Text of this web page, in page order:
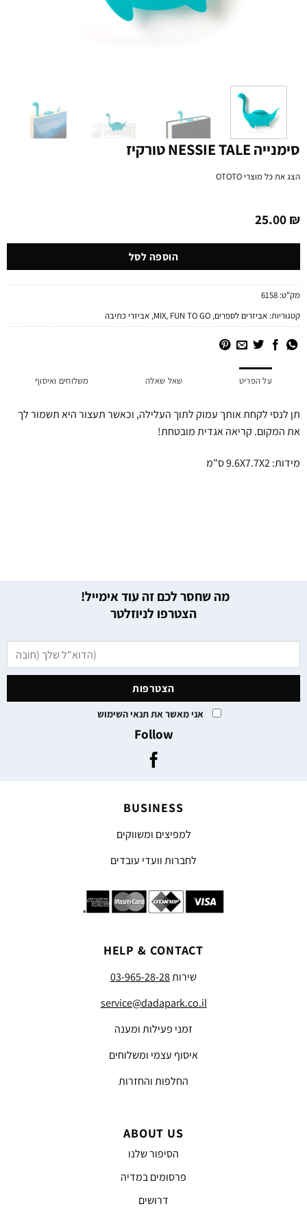
סימנייה NESSIE TALE טורקיז
הצג את כל מוצריOTOTO
25.00₪
הוספה לסל
מק"ט:6158
קטגוריות:אביזרים לספרים,
MIX ,FUN TO GO
,אביזרי כתיבה
על הפריט שאל שאלה משלוחים ואיסוף
תן לנסי לקחת אותך עמוק לתוך העלילה, וכאשר תעצור היא תשמור לך
את המקום. קריאה אגדית מובטחת!
מידות: 9.6X7.7X2 ס"מ
מה שחסר לכם זה עוד אימייל!
הצטרפו לניוזלטר
אני מאשר את תנאי השימוש
Follow
BUSINESS
למפיצים ומשווקים
לחברות וועדי עובדים
HELP & CONTACT
שירות03-965-28-28
service@dadapark.co.il
זמני פעילות ומענה
איסוף עצמי ומשלוחים
החלפות והחזרות
ABOUT US
הסיפור שלנו
פרסומים במדיה
דרושים